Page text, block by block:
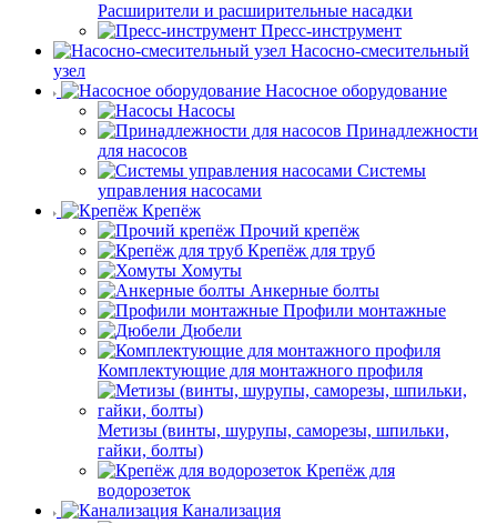
Расширители и расширительные насадки
Пресс-инструмент
Насосно-смесительный
узел
Насосное оборудование
Насосы
Принадлежности
для насосов
Системы
управления насосами
Крепёж
Прочий крепёж
Крепёж для труб
Хомуты
Анкерные болты
Профили монтажные
Дюбели
Комплектующие для монтажного профиля
Метизы (винты, шурупы, саморезы, шпильки,
гайки, болты)
Крепёж для
водорозеток
Канализация